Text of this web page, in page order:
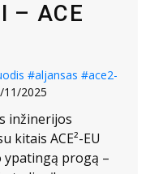
– ACE
#aljansas #ace2-
11/2025
inžinerijos
kitais ACE²-EU
progą –